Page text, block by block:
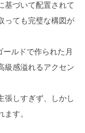
基づいて配置されて
っても完璧な構図が
ルドで作られた月
級感溢れるアクセン
張しすぎず、しかし
す。